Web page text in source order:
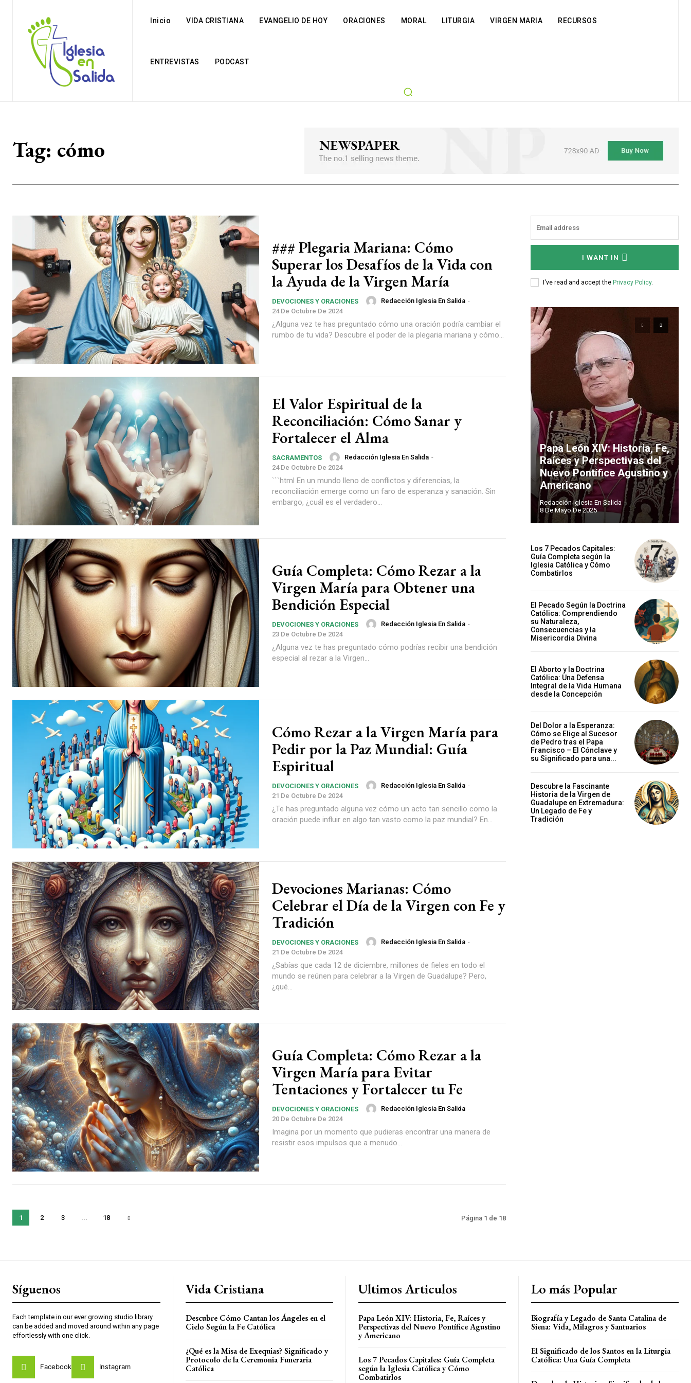
Inicio VIDA CRISTIANA EVANGELIO DE HOY ORACIONES MORAL LITURGIA VIRGEN MARIA RECURSOS
ENTREVISTAS PODCAST
Tag: cómo
### Plegaria Mariana: Cómo
Superar los Desafíos de la Vida con
la Ayuda de la Virgen María
DEVOCIONES Y ORACIONES Redacción Iglesia En Salida -
24 De Octubre De 2024
¿Alguna vez te has preguntado cómo una oración podría cambiar el
rumbo de tu vida? Descubre el poder de la plegaria mariana y cómo...
El Valor Espiritual de la
Reconciliación: Cómo Sanar y
Fortalecer el Alma
SACRAMENTOS Redacción Iglesia En Salida -
24 De Octubre De 2024
```html En un mundo lleno de conflictos y diferencias, la
reconciliación emerge como un faro de esperanza y sanación. Sin
embargo, ¿cuál es el verdadero...
Guía Completa: Cómo Rezar a la
Virgen María para Obtener una
Bendición Especial
DEVOCIONES Y ORACIONES Redacción Iglesia En Salida -
23 De Octubre De 2024
¿Alguna vez te has preguntado cómo podrías recibir una bendición
especial al rezar a la Virgen...
Cómo Rezar a la Virgen María para
Pedir por la Paz Mundial: Guía
Espiritual
DEVOCIONES Y ORACIONES Redacción Iglesia En Salida -
21 De Octubre De 2024
¿Te has preguntado alguna vez cómo un acto tan sencillo como la
oración puede influir en algo tan vasto como la paz mundial? En...
Devociones Marianas: Cómo
Celebrar el Día de la Virgen con Fe y
Tradición
DEVOCIONES Y ORACIONES Redacción Iglesia En Salida -
21 De Octubre De 2024
¿Sabías que cada 12 de diciembre, millones de fieles en todo el
mundo se reúnen para celebrar a la Virgen de Guadalupe? Pero,
¿qué...
Guía Completa: Cómo Rezar a la
Virgen María para Evitar
Tentaciones y Fortalecer tu Fe
DEVOCIONES Y ORACIONES Redacción Iglesia En Salida -
20 De Octubre De 2024
Imagina por un momento que pudieras encontrar una manera de
resistir esos impulsos que a menudo...
1 2 3 ... 18 Página 1 de 18
I WANT IN
I've read and accept the Privacy Policy.
Papa León XIV: Historia, Fe,
Raíces y Perspectivas del
Nuevo Pontífice Agustino y
Americano
Redacción Iglesia En Salida -
8 De Mayo De 2025
Los 7 Pecados Capitales:
Guía Completa según la
Iglesia Católica y Cómo
Combatirlos
El Pecado Según la Doctrina
Católica: Comprendiendo
su Naturaleza,
Consecuencias y la
Misericordia Divina
El Aborto y la Doctrina
Católica: Una Defensa
Integral de la Vida Humana
desde la Concepción
Del Dolor a la Esperanza:
Cómo se Elige al Sucesor
de Pedro tras el Papa
Francisco – El Cónclave y
su Significado para una...
Descubre la Fascinante
Historia de la Virgen de
Guadalupe en Extremadura:
Un Legado de Fe y
Tradición
Síguenos
Each template in our ever growing studio library
can be added and moved around within any page
effortlessly with one click.
Facebook Instagram
Vida Cristiana
Descubre Cómo Cantan los Ángeles en el
Cielo Según la Fe Católica
¿Qué es la Misa de Exequias? Significado y
Protocolo de la Ceremonia Funeraria
Católica
Ultimos Articulos
Papa León XIV: Historia, Fe, Raíces y
Perspectivas del Nuevo Pontífice Agustino
y Americano
Los 7 Pecados Capitales: Guía Completa
según la Iglesia Católica y Cómo
Combatirlos
Lo más Popular
Biografía y Legado de Santa Catalina de
Siena: Vida, Milagros y Santuarios
El Significado de los Santos en la Liturgia
Católica: Una Guía Completa